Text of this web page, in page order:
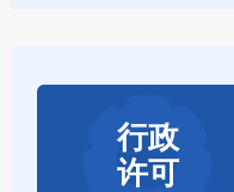
行政
许可